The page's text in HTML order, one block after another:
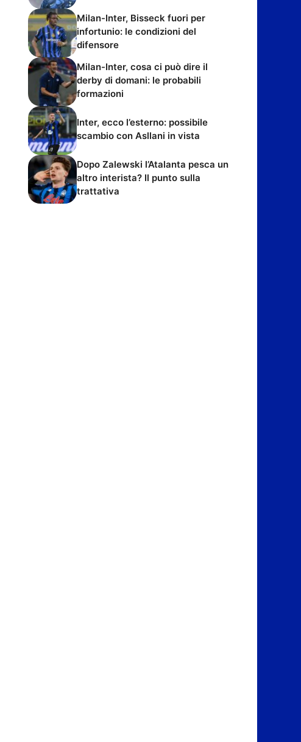
Milan-Inter, Bisseck fuori per
infortunio: le condizioni del
difensore
Milan-Inter, cosa ci può dire il
derby di domani: le probabili
formazioni
Inter, ecco l’esterno: possibile
scambio con Asllani in vista
Dopo Zalewski l’Atalanta pesca un
altro interista? Il punto sulla
trattativa